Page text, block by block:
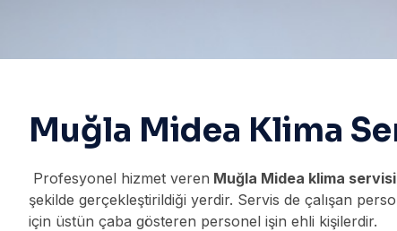
Muğla Midea Klima
Profesyonel hizmet veren Muğla Midea klima servisi
şekilde gerçekleştirildiği yerdir. Servis de çalışan
için üstün çaba gösteren personel işin ehli kişilerdir.